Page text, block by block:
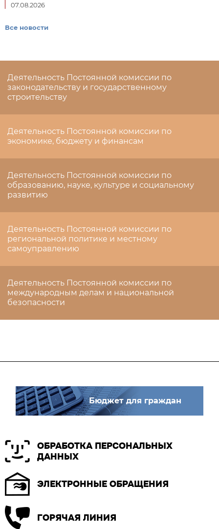
07.08.2026
Все новости
Деятельность Постоянной комиссии по
законодательству и государственному
строительству
Деятельность Постоянной комиссии по
экономике, бюджету и финансам
Деятельность Постоянной комиссии по
образованию, науке, культуре и социальному
развитию
Деятельность Постоянной комиссии по
региональной политике и местному
самоуправлению
Деятельность Постоянной комиссии по
международным делам и национальной
безопасности
Бюджет для граждан
ОБРАБОТКА ПЕРСОНАЛЬНЫХ
ДАННЫХ
ЭЛЕКТРОННЫЕ ОБРАЩЕНИЯ
ГОРЯЧАЯ ЛИНИЯ